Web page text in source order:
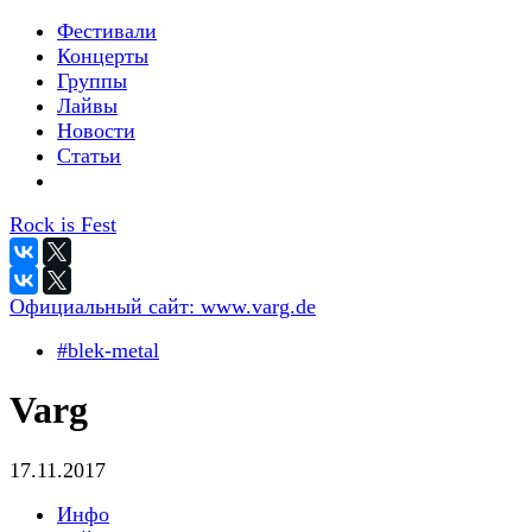
Фестивали
Концерты
Группы
Лайвы
Новости
Статьи
Rock is Fest
Официальный сайт: www.varg.de
#blek-metal
Varg
17.11.2017
Инфо